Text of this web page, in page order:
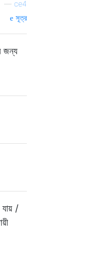
ce4
সূত্র
জন্য
যায় /